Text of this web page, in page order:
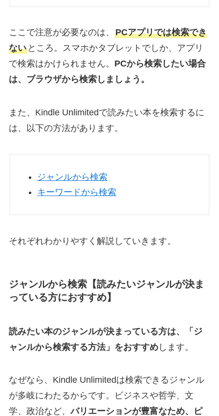
ここで注意が必要なのは、 PCアプリでは検索でき
ないところ。スマホかタブレットでしか、アプリ
で検索はかけられません。 PCから検索したい場合
は、ブラウザから検索しましょう。
また、Kindle Unlimitedで読みたい本を検索するに
は、以下の方法があります。
ジャンルから検索
キーワードから検索
それぞれわかりやすく解説していきます。
ジャンルから検索【読みたいジャンルが決ま
っている方におすすめ】
読みたい本のジャンルが決まっている方は、「ジ
ャンルから検索する方法」をおすすめします。
なぜなら、Kindle Unlimitedは検索できるジャンル
が多岐にわたるからです。ビジネスや哲学、文
学、政治など、バリエーションが豊富なため、ピ